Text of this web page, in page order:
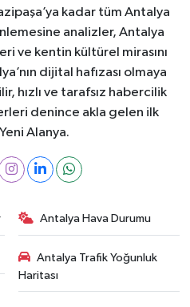
kadar tüm Antalya
analizler, Antalya
ve kentin kültürel mirasını
dijital hafızası olmaya
hızlı ve tarafsız habercilik
denince akla gelen ilk
Alanya.
Antalya Hava Durumu
Antalya Trafik Yoğunluk
Haritası